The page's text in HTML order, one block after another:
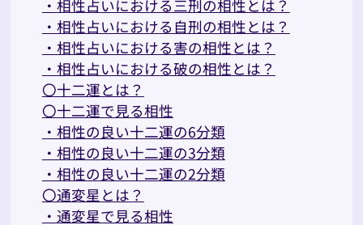
・相性占いにおける三刑の相性とは？
・相性占いにおける自刑の相性とは？
・相性占いにおける害の相性とは？
・相性占いにおける破の相性とは？
〇十二運とは？
〇十二運で見る相性
・相性の良い十二運の6分類
・相性の良い十二運の3分類
・相性の良い十二運の2分類
〇通変星とは？
・通変星で見る相性